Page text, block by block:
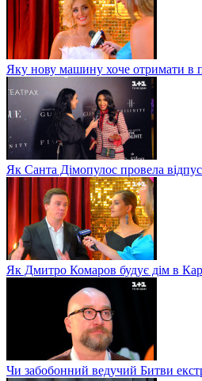
Яку нову машину хоче отримати в
Як Санта Дімопулос провела
Як Дмитро Комаров будує дім в
Чи забобонний ведучий Битви